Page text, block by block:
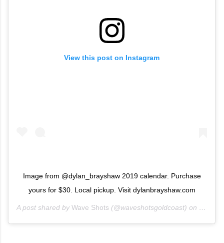
View this post on Instagram
Image from @dylan_brayshaw 2019 calendar. Purchase
yours for $30. Local pickup. Visit dylanbrayshaw.com
A post shared by Wave Shots (@waveshotsgoldcoast) on Oct